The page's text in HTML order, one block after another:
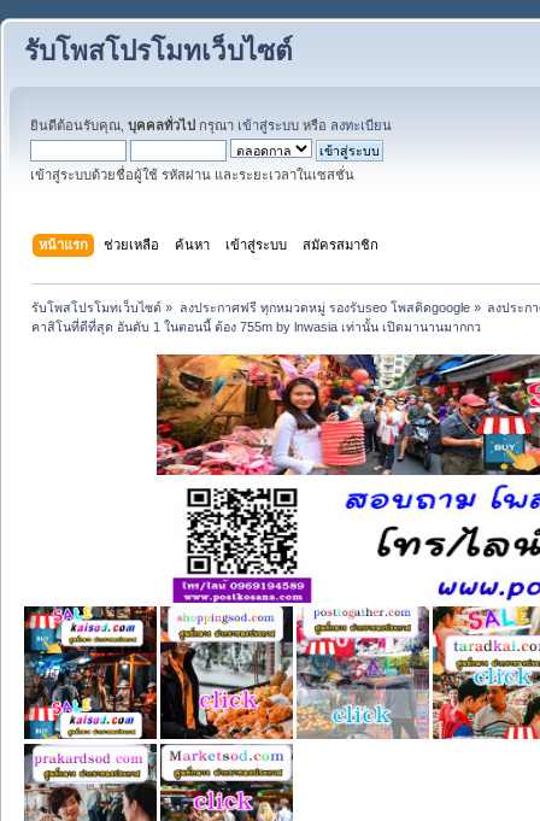
รับโพสโปรโมทเว็บไซต์
ยินดีต้อนรับคุณ, บุคคลทั่วไป กรุณา เข้าสู่ระบบ หรือ ลงทะเบียน
เข้าสู่ระบบด้วยชื่อผู้ใช้ รหัสผ่าน และระยะเวลาในเซสชั่น
หน้าแรก ช่วยเหลือ ค้นหา เข้าสู่ระบบ สมัครสมาชิก
รับโพสโปรโมทเว็บไซต์ » ลงประกาศฟรี ทุกหมวดหมู่ รองรับseo โพสติดgoogle» ลงประก
คาสิโนที่ดีที่สุด อันดับ 1 ในตอนนี้ ต้อง 755m by lnwasia เท่านั้น เปิดมานานมากกว